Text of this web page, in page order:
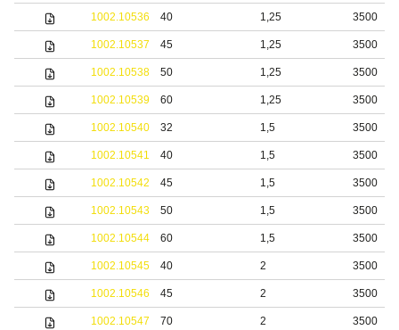
1002.10536 40 1,25 3500
1002.10537 45 1,25 3500
1002.10538 50 1,25 3500
1002.10539 60 1,25 3500
1002.10540 32 1,5 3500
1002.10541 40 1,5 3500
1002.10542 45 1,5 3500
1002.10543 50 1,5 3500
1002.10544 60 1,5 3500
1002.10545 40 2 3500
1002.10546 45 2 3500
1002.10547 70 2 3500